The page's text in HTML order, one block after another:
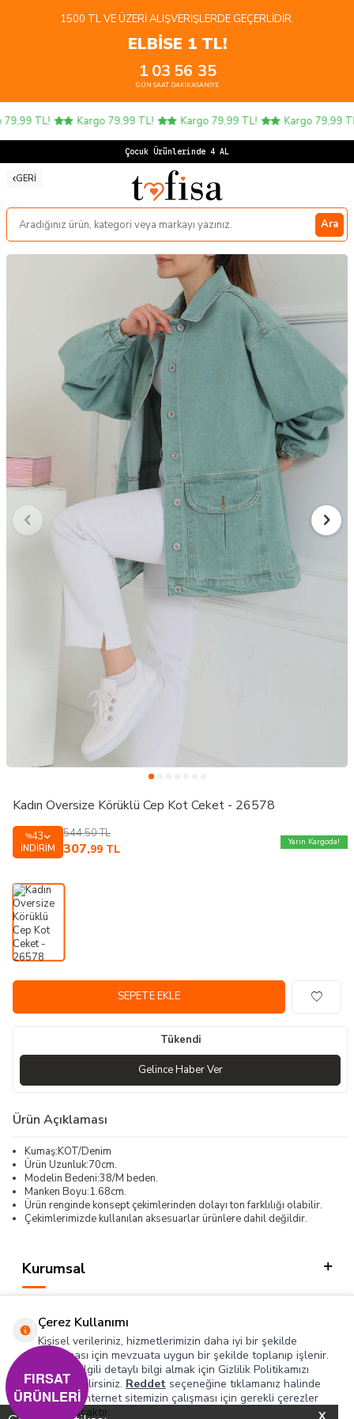
1500 TL VE ÜZERI ALIŞVERIŞLERDE GEÇERLIDIR.
ELBİSE 1 TL!
1
GÜN
03
SAAT
56
DAKIKA
35
SANIYE
TL! Kargo 79,99 TL! Kargo 79,99 TL! Kargo 79,99 TL!
Çocuk Ürünlerinde 4 AL 3
GERI
Ara
Kadın Oversize Körüklü Cep Kot Ceket - 26578
%43
İNDIRIM
544,50TL
307,99 TL
Yarın Kargoda!
SEPETE EKLE
Tükendi
Gelince Haber Ver
Ürün Açıklaması
Kumaş:KOT/Denim
Ürün Uzunluk:70cm.
Modelin Bedeni:38/M beden.
Manken Boyu:1.68cm.
Ürün renginde konsept çekimlerinden dolayı ton farklılığı olabilir.
Çekimlerimizde kullanılan aksesuarlar ürünlere dahil değildir.
Kurumsal
Hızlı Erişim
Sosyal
Adres & İletişim
Çerez Kullanımı
Kişisel verileriniz, hizmetlerimizin daha iyi bir şekilde
sunulması için mevzuata uygun bir şekilde toplanıp işlenir.
Konuyla ilgili detaylı bilgi almak için Gizlilik Politikamızı
inceleyebilirsiniz. Reddet seçeneğine tıklamanız halinde
yalnızca internet sitemizin çalışması için gerekli çerezler
kullanılacaktır.
FIRSAT
ÜRÜNLERİ